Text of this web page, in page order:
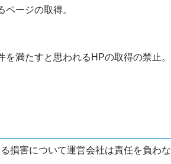
ージの取得。
満たすと思われるHPの取得の禁止。
損害について運営会社は責任を負わな